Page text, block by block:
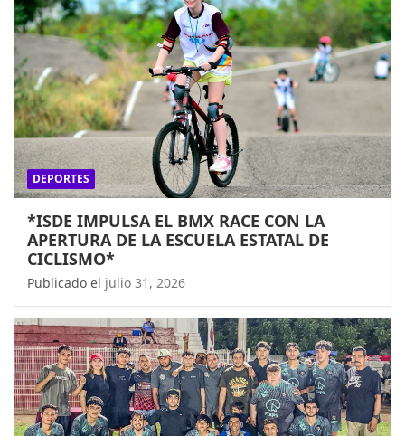
DEPORTES
*ISDE IMPULSA EL BMX RACE CON LA
APERTURA DE LA ESCUELA ESTATAL DE
CICLISMO*
Publicado el julio 31, 2026